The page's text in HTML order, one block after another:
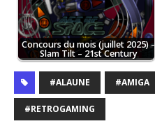
Concours du mois (juillet 2025) –
Slam Tilt – 21st Century
#ALAUNE #AMIGA
#RETROGAMING